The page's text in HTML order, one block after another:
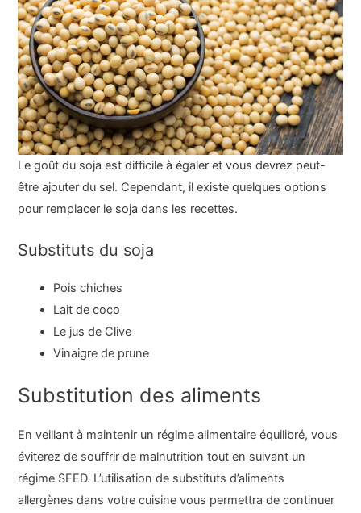
Le goût du soja est difficile à égaler et vous devrez peut-
être ajouter du sel. Cependant, il existe quelques options
pour remplacer le soja dans les recettes.
Substituts du soja
Pois chiches
Lait de coco
Le jus de Clive
Vinaigre de prune
Substitution des aliments
En veillant à maintenir un régime alimentaire équilibré, vous
éviterez de souffrir de malnutrition tout en suivant un
régime SFED. L’utilisation de substituts d’aliments
allergènes dans votre cuisine vous permettra de continuer